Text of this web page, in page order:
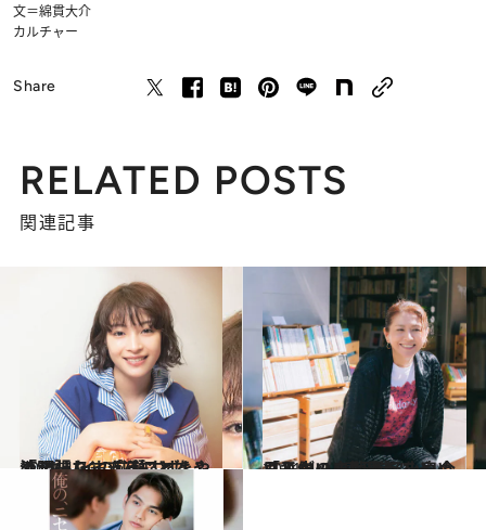
文＝綿貫大介
カルチャー
Share
RELATED POSTS
関連記事
2021.4.7
「頑張りすぎることをやめました」 広瀬すず流“キレイの秘訣”とは？
カルチャー 2021.4.5
「人生の自動運転をやめられた」 “表現者”小泉今日子がいま、思うこと
カルチャー